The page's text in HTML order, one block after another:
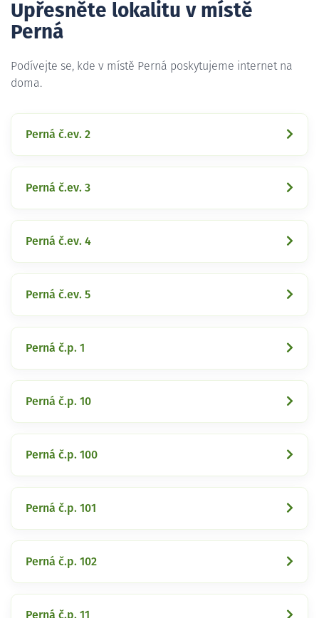
Upřesněte lokalitu v místě
Perná
Podívejte se, kde v místě Perná poskytujeme internet na
doma.
Perná č.ev. 2
Perná č.ev. 3
Perná č.ev. 4
Perná č.ev. 5
Perná č.p. 1
Perná č.p. 10
Perná č.p. 100
Perná č.p. 101
Perná č.p. 102
Perná č.p. 11